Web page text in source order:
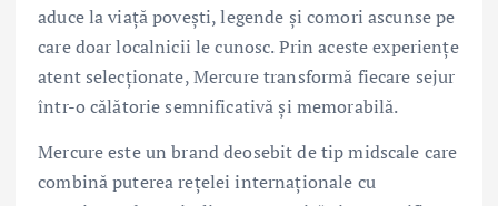
aduce la viață povești, legende și comori ascunse pe
care doar localnicii le cunosc. Prin aceste experiențe
atent selecționate, Mercure transformă fiecare sejur
într-o călătorie semnificativă și memorabilă.
Mercure este un brand deosebit de tip midscale care
combină puterea rețelei internaționale cu